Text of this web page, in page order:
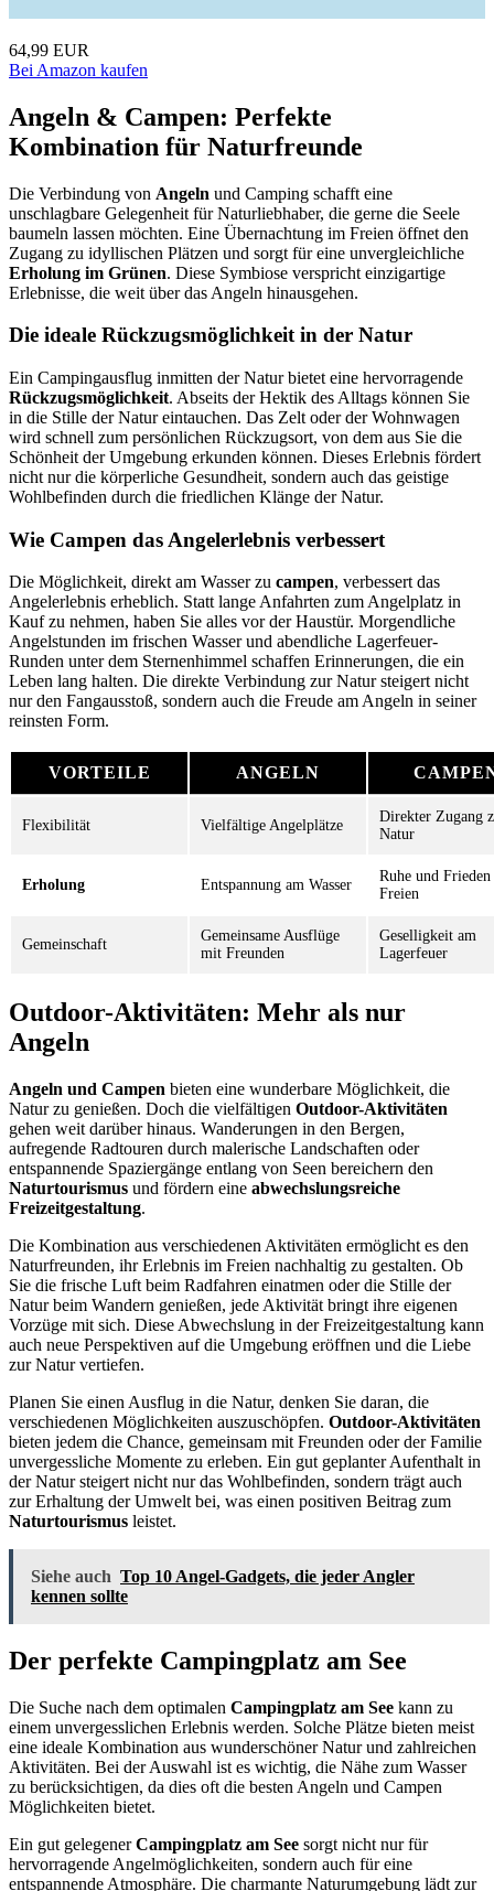
64,99 EUR
Bei Amazon kaufen
Angeln & Campen: Perfekte
Kombination für Naturfreunde
Die Verbindung von Angeln und Camping schafft eine
unschlagbare Gelegenheit für Naturliebhaber, die gerne die Seele
baumeln lassen möchten. Eine Übernachtung im Freien öffnet den
Zugang zu idyllischen Plätzen und sorgt für eine unvergleichliche
Erholung im Grünen. Diese Symbiose verspricht einzigartige
Erlebnisse, die weit über das Angeln hinausgehen.
Die ideale Rückzugsmöglichkeit in der Natur
Ein Campingausflug inmitten der Natur bietet eine hervorragende
Rückzugsmöglichkeit. Abseits der Hektik des Alltags können Sie
in die Stille der Natur eintauchen. Das Zelt oder der Wohnwagen
wird schnell zum persönlichen Rückzugsort, von dem aus Sie die
Schönheit der Umgebung erkunden können. Dieses Erlebnis fördert
nicht nur die körperliche Gesundheit, sondern auch das geistige
Wohlbefinden durch die friedlichen Klänge der Natur.
Wie Campen das Angelerlebnis verbessert
Die Möglichkeit, direkt am Wasser zu campen, verbessert das
Angelerlebnis erheblich. Statt lange Anfahrten zum Angelplatz in
Kauf zu nehmen, haben Sie alles vor der Haustür. Morgendliche
Angelstunden im frischen Wasser und abendliche Lagerfeuer-
Runden unter dem Sternenhimmel schaffen Erinnerungen, die ein
Leben lang halten. Die direkte Verbindung zur Natur steigert nicht
nur den Fangausstoß, sondern auch die Freude am Angeln in seiner
reinsten Form.
VORTEILE ANGELN
Flexibilität Vielfältige Angelplätze
Direkter Zugang
Natur
Erholung Entspannung am Wasser
Ruhe und
Freien
Gemeinschaft
Gemeinsame Ausflüge
mit Freunden
Geselligkeit am
Lagerfeuer
Outdoor-Aktivitäten: Mehr als nur
Angeln
Angeln und Campen bieten eine wunderbare Möglichkeit, die
Natur zu genießen. Doch die vielfältigen Outdoor-Aktivitäten
gehen weit darüber hinaus. Wanderungen in den Bergen,
aufregende Radtouren durch malerische Landschaften oder
entspannende Spaziergänge entlang von Seen bereichern den
Naturtourismus und fördern eine abwechslungsreiche
Freizeitgestaltung.
Die Kombination aus verschiedenen Aktivitäten ermöglicht es den
Naturfreunden, ihr Erlebnis im Freien nachhaltig zu gestalten. Ob
Sie die frische Luft beim Radfahren einatmen oder die Stille der
Natur beim Wandern genießen, jede Aktivität bringt ihre eigenen
Vorzüge mit sich. Diese Abwechslung in der Freizeitgestaltung kann
auch neue Perspektiven auf die Umgebung eröffnen und die Liebe
zur Natur vertiefen.
Planen Sie einen Ausflug in die Natur, denken Sie daran, die
verschiedenen Möglichkeiten auszuschöpfen. Outdoor-Aktivitäten
bieten jedem die Chance, gemeinsam mit Freunden oder der Familie
unvergessliche Momente zu erleben. Ein gut geplanter Aufenthalt in
der Natur steigert nicht nur das Wohlbefinden, sondern trägt auch
zur Erhaltung der Umwelt bei, was einen positiven Beitrag zum
Naturtourismus leistet.
Siehe auch Top 10 Angel-Gadgets, die jeder Angler
kennen sollte
Der perfekte Campingplatz am See
Die Suche nach dem optimalen Campingplatz am See kann zu
einem unvergesslichen Erlebnis werden. Solche Plätze bieten meist
eine ideale Kombination aus wunderschöner Natur und zahlreichen
Aktivitäten. Bei der Auswahl ist es wichtig, die Nähe zum Wasser
zu berücksichtigen, da dies oft die besten Angeln und Campen
Möglichkeiten bietet.
Ein gut gelegenerCampingplatz am See sorgt nicht nur für
hervorragende Angelmöglichkeiten, sondern auch für eine
entspannende Atmosphäre. Die charmante Naturumgebung lädt zur